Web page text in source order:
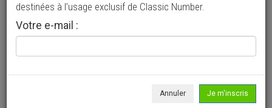
Ajouter une annonce
> Rechercher un véhicule
Tous >
destinées à l’usage exclusif de Classic Number.
Votre e-mail :
Annuler Je m'inscris